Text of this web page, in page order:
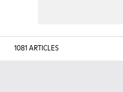
1081ARTICLES